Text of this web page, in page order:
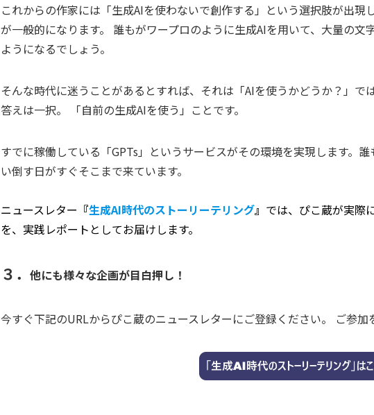
これからの作家には「生成AIを使わないで創作する」という選択肢が出現
が一般的になります。 誰もがワープロのように生成AIを用いて、大量の
ようになるでしょう。
そんな時代に迷うことがあるとすれば、それは「AIを使うかどうか？」で
答えは一択。 「自前の生成AIを使う」ことです。
すでに稼働している「GPTs」というサービスがその環境を実現します。
い倒す日がすぐそこまで来ています。
ニュースレター 『生成AI時代のストーリーテリング』 では、ぴこ蔵が実際
を、実践レポートとしてお届けします。
３． 他にも様々な企画が目白押し！
今すぐ下記のURLからぴこ蔵のニュースレターにご登録ください。 ご参加